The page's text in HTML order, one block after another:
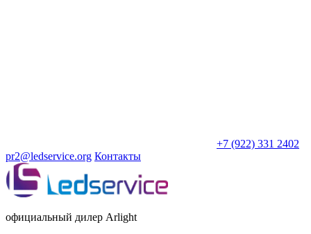
+7 (922) 331 2402
pr2@ledservice.org Контакты
официальный дилер Arlight